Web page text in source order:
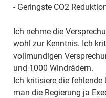
- Geringste CO2
Ich nehme die
wohl zur Kenntnis. Ich
vollmundigen
und 1000 Windrädern.
Ich kritisiere die
man die Regierung ja